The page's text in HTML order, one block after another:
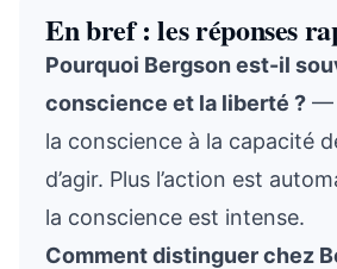
En bref : les réponses
Pourquoi Bergson est-il
conscience et la liberté ? —
la conscience à la capacité
d’agir. Plus l’action est
la conscience est intense.
Comment distinguer chez